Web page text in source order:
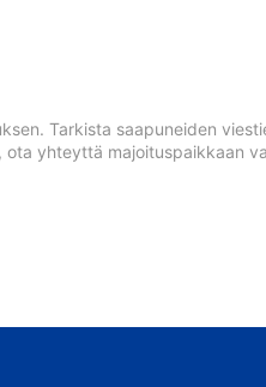
Tarkista saapuneiden
yhteyttä majoituspaikkaan